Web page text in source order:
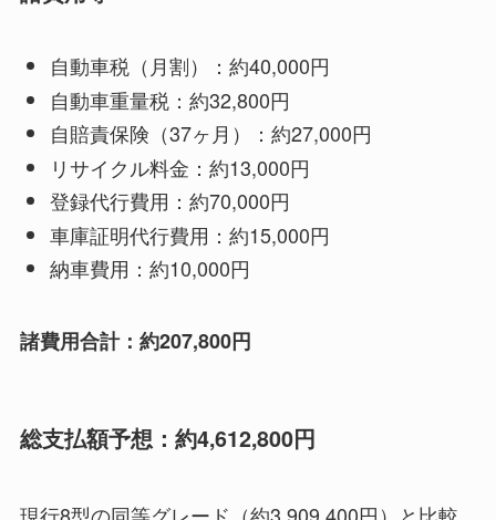
自動車税（月割）：約40,000円
自動車重量税：約32,800円
自賠責保険（37ヶ月）：約27,000円
リサイクル料金：約13,000円
登録代行費用：約70,000円
車庫証明代行費用：約15,000円
納車費用：約10,000円
諸費用合計：約207,800円
総支払額予想：約4,612,800円